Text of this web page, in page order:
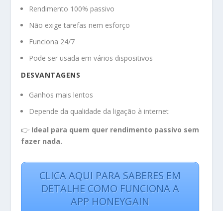
Rendimento 100% passivo
Não exige tarefas nem esforço
Funciona 24/7
Pode ser usada em vários dispositivos
DESVANTAGENS
Ganhos mais lentos
Depende da qualidade da ligação à internet
👉 Ideal para quem quer rendimento passivo sem
fazer nada.
CLICA AQUI PARA SABERES EM
DETALHE COMO FUNCIONA A
APP HONEYGAIN